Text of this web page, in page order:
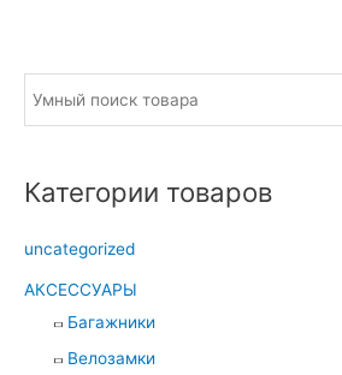
Категории товаров
uncategorized
АКСЕССУАРЫ
Багажники
Велозамки